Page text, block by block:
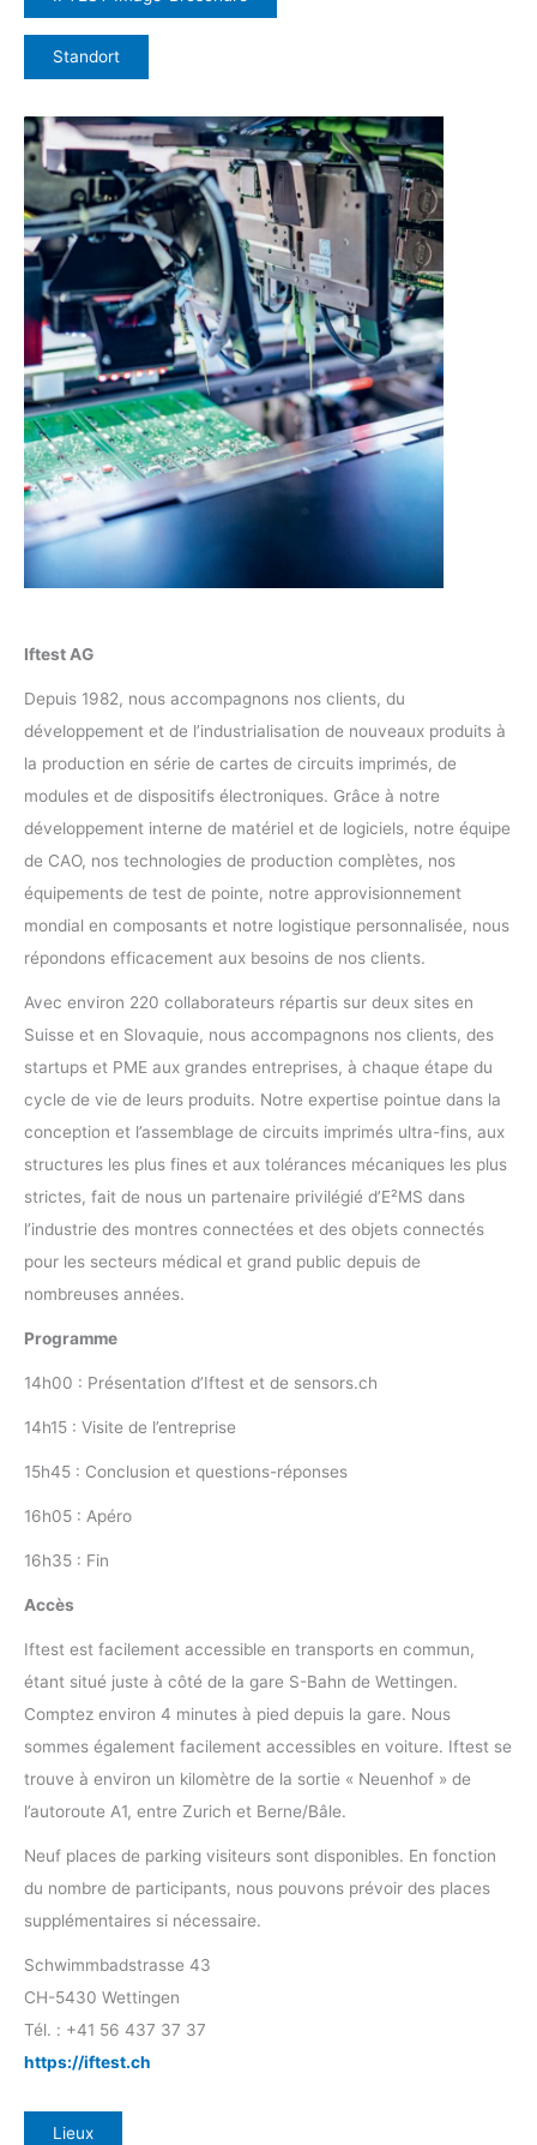
Standort
Iftest AG
Depuis 1982, nous accompagnons nos clients, du
développement et de l’industrialisation de nouveaux produits à
la production en série de cartes de circuits imprimés, de
modules et de dispositifs électroniques. Grâce à notre
développement interne de matériel et de logiciels, notre équipe
de CAO, nos technologies de production complètes, nos
équipements de test de pointe, notre approvisionnement
mondial en composants et notre logistique personnalisée, nous
répondons efficacement aux besoins de nos clients.
Avec environ 220 collaborateurs répartis sur deux sites en
Suisse et en Slovaquie, nous accompagnons nos clients, des
startups et PME aux grandes entreprises, à chaque étape du
cycle de vie de leurs produits. Notre expertise pointue dans la
conception et l’assemblage de circuits imprimés ultra-fins, aux
structures les plus fines et aux tolérances mécaniques les plus
strictes, fait de nous un partenaire privilégié d’E²MS dans
l’industrie des montres connectées et des objets connectés
pour les secteurs médical et grand public depuis de
nombreuses années.
Programme
14h00 : Présentation d’Iftest et de sensors.ch
14h15 : Visite de l’entreprise
15h45 : Conclusion et questions-réponses
16h05 : Apéro
16h35 : Fin
Accès
Iftest est facilement accessible en transports en commun,
étant situé juste à côté de la gare S-Bahn de Wettingen.
Comptez environ 4 minutes à pied depuis la gare. Nous
sommes également facilement accessibles en voiture. Iftest se
trouve à environ un kilomètre de la sortie « Neuenhof » de
l’autoroute A1, entre Zurich et Berne/Bâle.
Neuf places de parking visiteurs sont disponibles. En fonction
du nombre de participants, nous pouvons prévoir des places
supplémentaires si nécessaire.
Schwimmbadstrasse 43
CH-5430 Wettingen
Tél. : +41 56 437 37 37
https://iftest.ch
Lieux